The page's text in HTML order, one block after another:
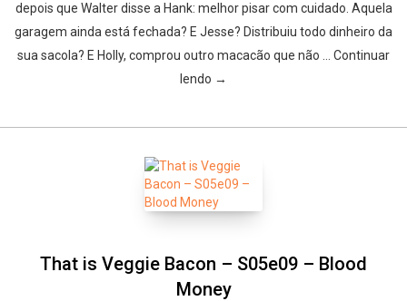
depois que Walter disse a Hank: melhor pisar com cuidado. Aquela
garagem ainda está fechada? E Jesse? Distribuiu todo dinheiro da
sua sacola? E Holly, comprou outro macacão que não … Continuar
lendo →
That is Veggie Bacon – S05e09 – Blood
Money